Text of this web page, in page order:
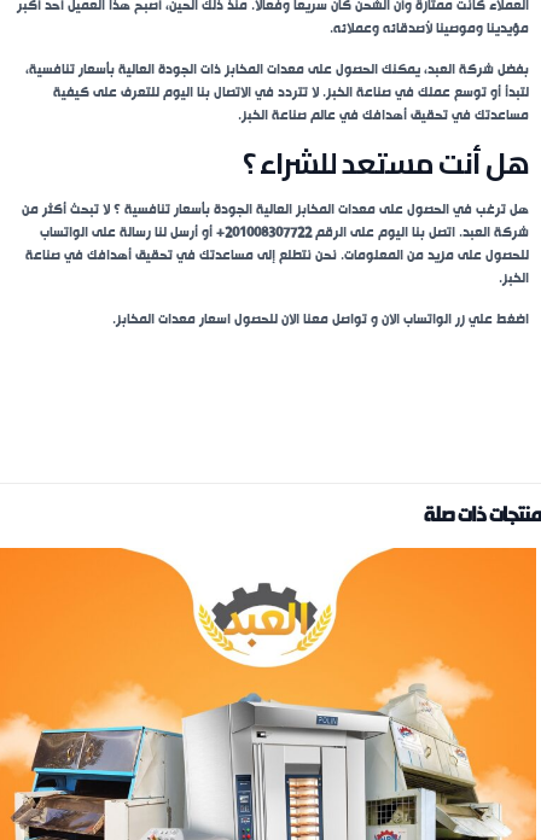
العملاء كانت ممتازة وأن الشحن كان سريعاً وفعالاً. منذ ذلك الحين، أصبح هذا العميل أحد أكبر
مؤيدينا وموصينا لأصدقائه وعملائه.
بفضل شركة العبد، يمكنك الحصول على معدات المخابز ذات الجودة العالية بأسعار تنافسية،
لتبدأ أو توسع عملك في صناعة الخبز. لا تتردد في الاتصال بنا اليوم للتعرف على كيفية
مساعدتك في تحقيق أهدافك في عالم صناعة الخبز.
هل أنت مستعد للشراء ؟
هل ترغب في الحصول على معدات المخابز العالية الجودة بأسعار تنافسية ؟ لا تبحث أكثر من
شركة العبد. اتصل بنا اليوم على الرقم201008307722+ أو أرسل لنا رسالة على الواتساب
للحصول على مزيد من المعلومات. نحن نتطلع إلى مساعدتك في تحقيق أهدافك في صناعة
الخبز.
اضغط علي زر الواتساب الان و تواصل معنا الان للحصول اسعار معدات المخابز.
منتجات ذات صلة